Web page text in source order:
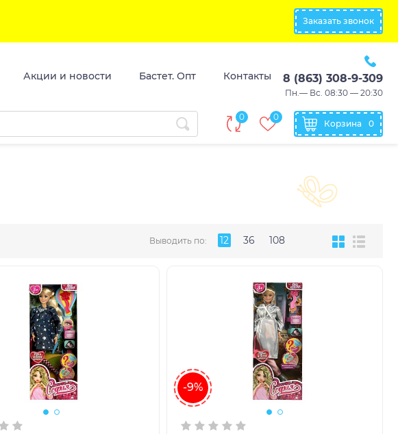
Заказать звонок
Акции и новости Бастет. Опт Контакты 8 (863) 308-9-309
Пн.— Вс. 08:30 — 20:30
0 0
Корзина 0
Выводить по: 12 36 108
-9%